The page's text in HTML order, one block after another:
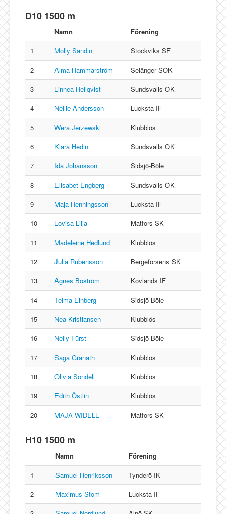
D10 1500 m
Namn
Förening
1
Molly Sandin
Stockviks SF
2
Alma Hammarström
Selånger SOK
3
Linnea Hellqvist
Sundsvalls OK
4
Nellie Andersson
Lucksta IF
5
Wera Jerzewski
Klubblös
6
Klara Hedin
Sundsvalls OK
7
Ida Johansson
Sidsjö-Böle
8
Elisabet Engberg
Sundsvalls OK
9
Maja Henningsson
Lucksta IF
10
Lovisa Lilja
Matfors SK
11
Madeleine Hedlund
Klubblös
12
Julia Rubensson
Bergeforsens SK
13
Agnes Boström
Kovlands IF
14
Telma Einberg
Sidsjö-Böle
15
Nea Kristiansen
Klubblös
16
Nelly Fürst
Sidsjö-Böle
17
Saga Granath
Klubblös
18
Olivia Sondell
Klubblös
19
Edith Östlin
Klubblös
20
MAJA WIDELL Matfors SK
H10 1500 m
Namn
Förening
1
Samuel Henriksson
Tynderö IK
2
Maximus Stom
Lucksta IF